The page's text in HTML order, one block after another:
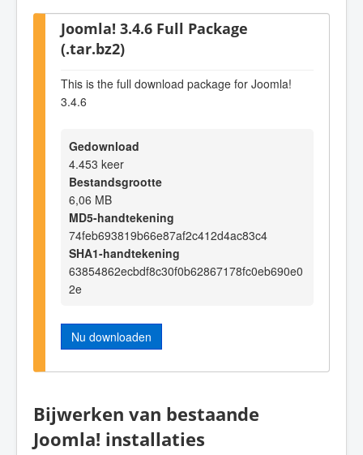
Joomla! 3.4.6 Full Package
(.tar.bz2)
This is the full download package for Joomla!
3.4.6
Gedownload
4.453 keer
Bestandsgrootte
6,06 MB
MD5-handtekening
74feb693819b66e87af2c412d4ac83c4
SHA1-handtekening
63854862ecbdf8c30f0b62867178fc0eb690e0
2e
Nu downloaden
Bijwerken van bestaande
Joomla! installaties